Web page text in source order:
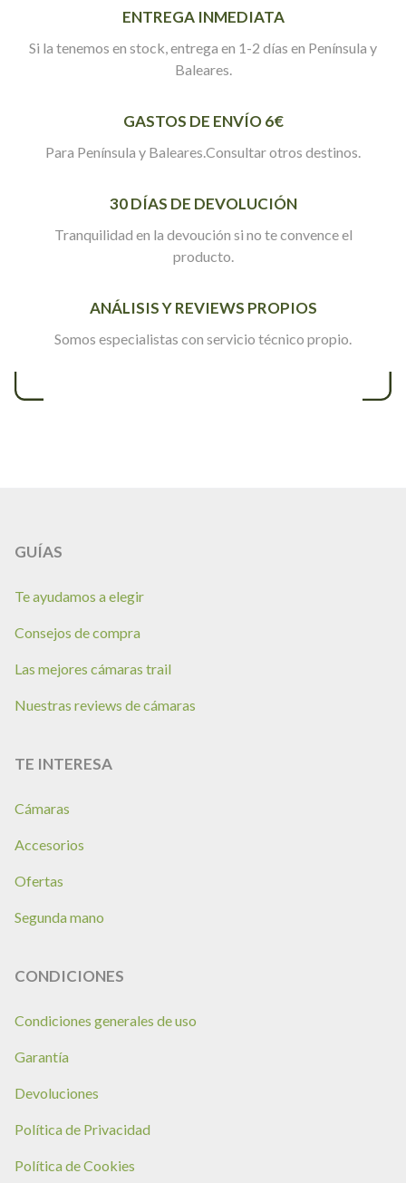
ENTREGA INMEDIATA
Si la tenemos en stock, entrega en 1-2 días en Península y
Baleares.
GASTOS DE ENVÍO 6€
Para Península y Baleares.Consultar otros destinos.
30 DÍAS DE DEVOLUCIÓN
Tranquilidad en la devoución si no te convence el
producto.
ANÁLISIS Y REVIEWS PROPIOS
Somos especialistas con servicio técnico propio.
GUÍAS
Te ayudamos a elegir
Consejos de compra
Las mejores cámaras trail
Nuestras reviews de cámaras
TE INTERESA
Cámaras
Accesorios
Ofertas
Segunda mano
CONDICIONES
Condiciones generales de uso
Garantía
Devoluciones
Política de Privacidad
Política de Cookies